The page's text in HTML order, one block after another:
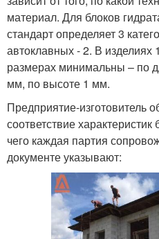
материал. Для блоков
стандарт определяет 3
автоклавных - 2. В изделиях
размерах минимальны – по
мм, по высоте 1 мм.
Предприятие-изготовитель
соответствие
чего каждая партия
документе указывают: